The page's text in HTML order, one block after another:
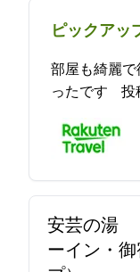
ピックアッ
部屋も綺麗
ったです 2021-11-11 17:15:51
安芸の湯
ーイン・